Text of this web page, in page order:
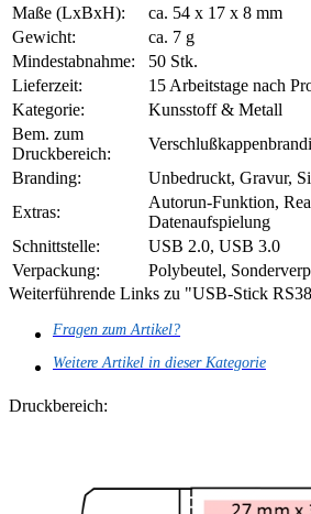
Maße (LxBxH):
ca. 54 x 17 x 8 mm
Gewicht:
ca. 7 g
Mindestabnahme:
50 Stk.
Lieferzeit:
15 Arbeitstage nach
Kategorie:
Kunsstoff & Metall
Bem. zum
Druckbereich:
Branding:
Unbedruckt, Gravur,
Extras:
Autorun-Funktion,
Datenaufspielung
Schnittstelle:
USB 2.0, USB 3.0
Verpackung:
Polybeutel,
Weiterführende Links zu "USB-Stick
Fragen zum Artikel?
Weitere Artikel in dieser Kategorie
Druckbereich: